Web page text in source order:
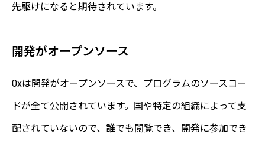
先駆けになると期待されています。
開発がオープンソース
0xは開発がオープンソースで、プログラムのソースコー
ドが全て公開されています。国や特定の組織によって支
配されていないので、誰でも閲覧でき、開発に参加でき